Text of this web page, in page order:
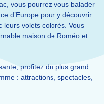
vous pourrez vous balader
d’Europe pour y découvrir
leurs volets colorés. Vous
maison de Roméo et
profitez du plus grand
: attractions, spectacles,